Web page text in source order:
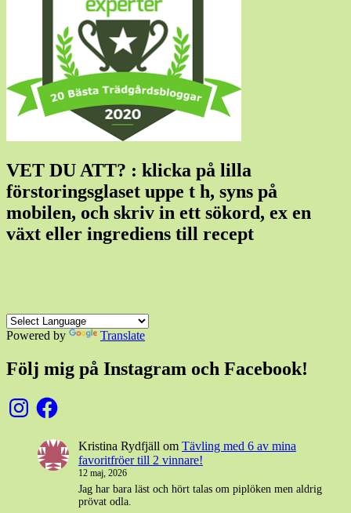
VET DU ATT? : klicka på lilla
förstoringsglaset uppe t h, syns på
mobilen, och skriv in ett sökord, ex en
växt eller ingrediens till recept
Powered by Translate
Följ mig på Instagram och Facebook!
InstagramFacebook
Kristina Rydfjäll om Tävling med 6 av mina
favoritfröer till 2 vinnare!
12 maj, 2026
Jag har bara läst och hört talas om piplöken men aldrig
prövat odla.